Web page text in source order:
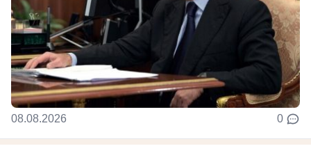
08.08.2026 0